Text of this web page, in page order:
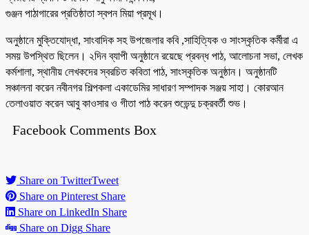
গুঞ্জন পাঠাগারের প্রতিষ্ঠাতা স্বপন মিয়া প্রমূখ।
অনুষ্ঠানে মুক্তিযোদ্ধা, সাংবাদিক সহ উপজেলার কবি ,সাহিত্যিক ও সাংস্কৃতিক কর্মীরা এ
সময় উপস্থিত ছিলেন। ২দিন ব্যাপী অনুষ্ঠানে রয়েছে প্রবন্ধ পাঠ, আলোচনা সভা, লেখক
কর্মশালা, স্থানীয় লেখকদের স্বরচিত কবিতা পাঠ, সাংস্কৃতিক অনুষ্ঠান। অনুষ্ঠানটি
সঞ্চালনা করেন নবীনগর শিল্পকলা একাডেমির সাধারণ সম্পাদক সঞ্জয় সাহা। কোরআন
তেলাওয়াত করেন আবু কাওসার ও গীতা পাঠ করেন শুভেন্দু চক্রবর্তী শুভ।
Facebook Comments Box
Share on TwitterTweet
Share on Pinterest Share
Share on LinkedIn Share
Share on Digg Share